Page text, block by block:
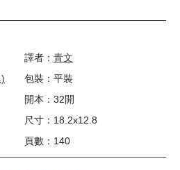
譯者： 青文
包裝：平裝
開本：32開
尺寸：18.2x12.8
頁數：140